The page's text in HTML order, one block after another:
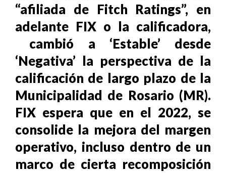
“afiliada de Fitch Ratings”, en
adelante FIX o la calificadora,
cambió a ‘Estable’ desde
‘Negativa’ la perspectiva de la
calificación de largo plazo de la
Municipalidad de Rosario (MR).
FIX espera que en el 2022, se
consolide la mejora del margen
operativo, incluso dentro de un
marco de cierta recomposición